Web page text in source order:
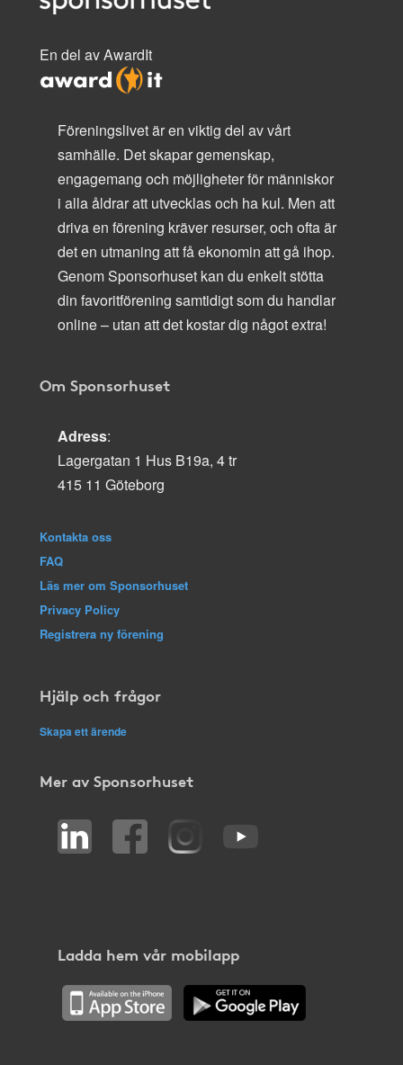
En del av AwardIt
Föreningslivet är en viktig del av vårt
samhälle. Det skapar gemenskap,
engagemang och möjligheter för människor
i alla åldrar att utvecklas och ha kul. Men att
driva en förening kräver resurser, och ofta är
det en utmaning att få ekonomin att gå ihop.
Genom Sponsorhuset kan du enkelt stötta
din favoritförening samtidigt som du handlar
online – utan att det kostar dig något extra!
Om Sponsorhuset
Adress:
Lagergatan 1 Hus B19a, 4 tr
415 11 Göteborg
Kontakta oss
FAQ
Läs mer om Sponsorhuset
Privacy Policy
Registrera ny förening
Hjälp och frågor
Skapa ett ärende
Mer av Sponsorhuset
Ladda hem vår mobilapp